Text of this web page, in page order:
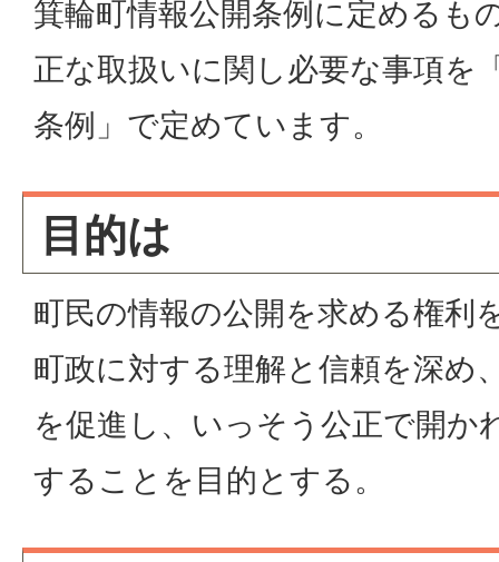
箕輪町情報公開条例に定めるも
正な取扱いに関し必要な事項を
条例」で定めています。
目的は
町民の情報の公開を求める権利
町政に対する理解と信頼を深め
を促進し、いっそう公正で開か
することを目的とする。